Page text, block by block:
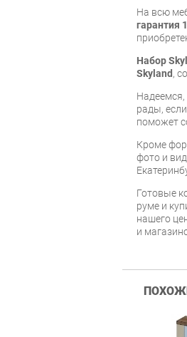
На всю
гарантия
Набор
Skyland,
рады,
поможет
Кроме
фото и
Готовые
руме и
нашего
и